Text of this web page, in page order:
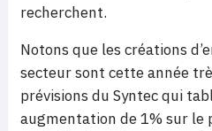
recherchent.
Notons que les créations
secteur sont cette année
prévisions du Syntec qui
augmentation de 1% sur le